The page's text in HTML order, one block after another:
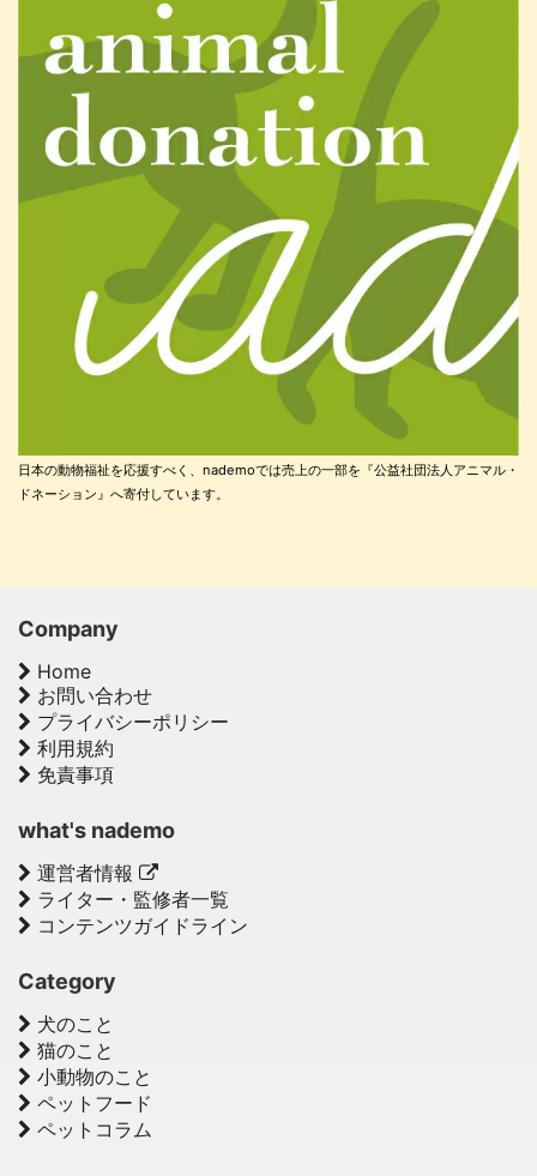
日本の動物福祉を応援すべく、nademoでは売上の一部を『公益社団法人アニマル・
ドネーション』へ寄付しています。
Company
Home
お問い合わせ
プライバシーポリシー
利用規約
免責事項
what's nademo
運営者情報
ライター・監修者一覧
コンテンツガイドライン
Category
犬のこと
猫のこと
小動物のこと
ペットフード
ペットコラム